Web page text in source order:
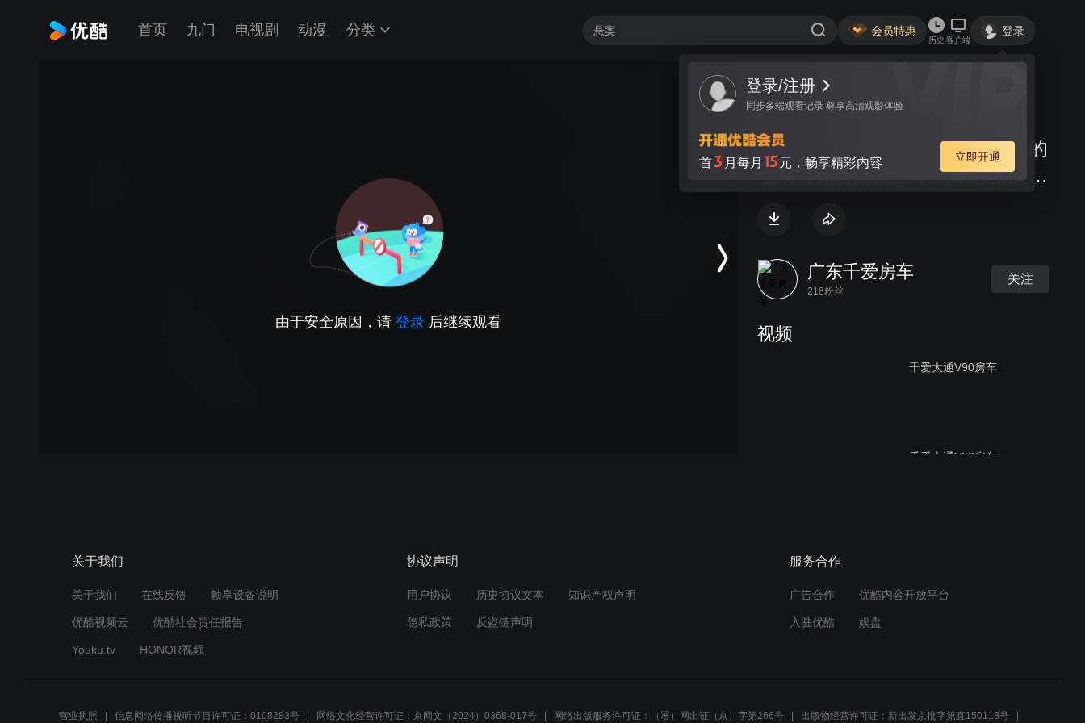
首页 九门 电视剧 动漫 分类 会员特惠
历史 客户端
登录
登录/注册
同步多端观看记录 尊享高清观影体验
首3 月每月 15元，畅享精彩内容 立即开通
由于安全原因，请 登录 后继续观看
视频 讨论
不停站可上下乘客的火车（进我的
空间可见更好的上下火车方案及视
广东千爱房车
218粉丝
关注
视频
千爱大通V90房车
千爱大通V80房车
关于我们
关于我们 在线反馈 帧享设备说明
优酷视频云 优酷社会责任报告
Youku.tv HONOR视频
协议声明
用户协议 历史协议文本 知识产权声明
隐私政策 反盗链声明
服务合作
广告合作 优酷内容开放平台
入驻优酷 娱盘
营业执照 信息网络传播视听节目许可证：0108283号 网络文化经营许可证：京网文（2024）0368-017号 网络出版服务许可证：（署）网出证（京）字第266号 出版物经营许可证：新出发京批字第直150118号